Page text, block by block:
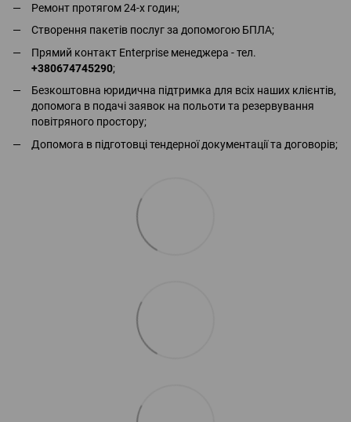
Ремонт протягом 24-х годин;
Створення пакетів послуг за допомогою БПЛА;
Прямий контакт Enterprise менеджера - тел.
+380674745290;
Безкоштовна юридична підтримка для всіх наших клієнтів,
допомога в подачі заявок на польоти та резервування
повітряного простору;
Допомога в підготовці тендерної документації та договорів;